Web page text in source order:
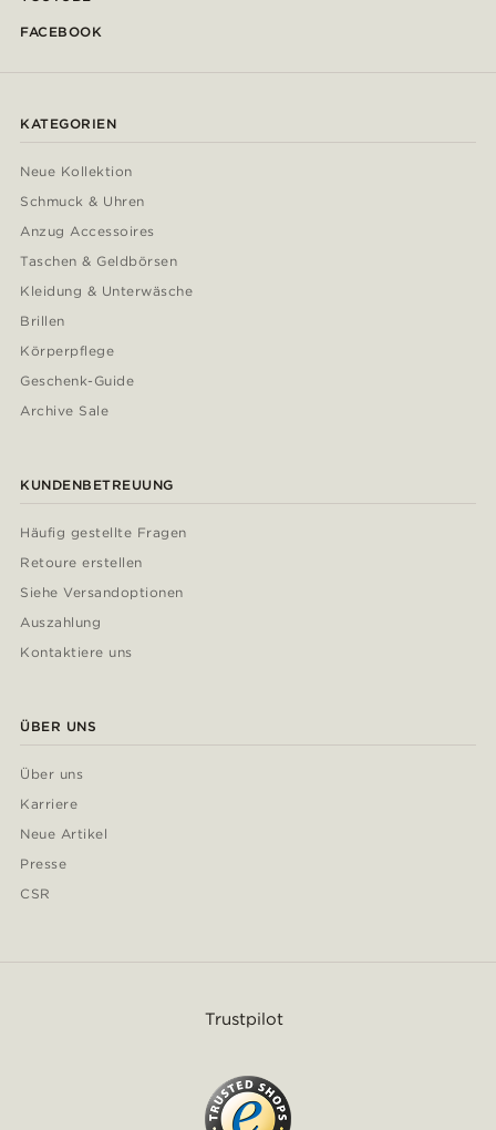
FACEBOOK
KATEGORIEN
Neue Kollektion
Schmuck & Uhren
Anzug Accessoires
Taschen & Geldbörsen
Kleidung & Unterwäsche
Brillen
Körperpflege
Geschenk-Guide
Archive Sale
KUNDENBETREUUNG
Häufig gestellte Fragen
Retoure erstellen
Siehe Versandoptionen
Auszahlung
Kontaktiere uns
ÜBER UNS
Über uns
Karriere
Neue Artikel
Presse
CSR
Trustpilot